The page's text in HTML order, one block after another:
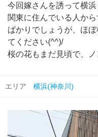
今回嫁さんを誘って横浜
関東に住んでいる人か
ばかりでしょうが、ほ
てください(^^)/
桜の花もまだ見頃で、
エリア 横浜(神奈川)